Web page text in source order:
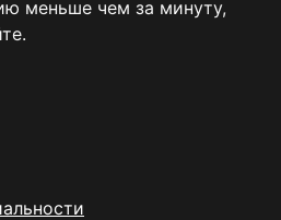
меньше чем за минуту,